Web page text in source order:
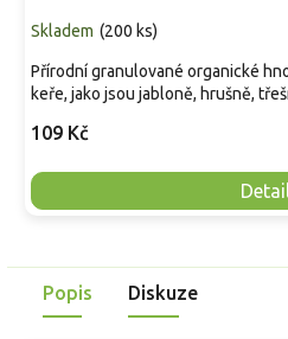
Skladem (200 ks)
109 Kč
Přírodní granulované organické
keře, jako jsou jabloně, hrušně,
Popis Diskuze